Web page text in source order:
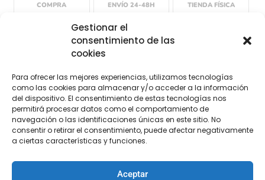
Gestionar el
consentimiento de las
cookies
Para ofrecer las mejores experiencias, utilizamos tecnologías
como las cookies para almacenar y/o acceder a la información
del dispositivo. El consentimiento de estas tecnologías nos
permitirá procesar datos como el comportamiento de
navegación o las identificaciones únicas en este sitio. No
consentir o retirar el consentimiento, puede afectar negativamente
a ciertas características y funciones.
Aceptar
COMPRA
ENVÍO 24-48H TIENDA FÍSICA
Descripción
Encaje de valencie
Ref. 813217